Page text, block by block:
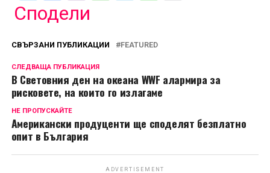
Сподели
СВЪРЗАНИ ПУБЛИКАЦИИ FEATURED
СЛЕДВАЩА ПУБЛИКАЦИЯ
В Световния ден на океана WWF алармира за
рисковете, на които го излагаме
НЕ ПРОПУСКАЙТЕ
Американски продуценти ще споделят безплатно
опит в България
ADVERTISEMENT